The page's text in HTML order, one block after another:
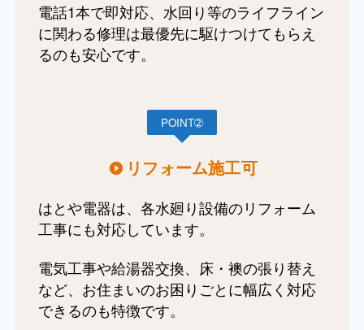
電話1本で即対応、水回り等のライフライン
に関わる修理は最優先に駆けつけてもらえ
るのも安心です。
POINT➁
リフォーム施工可
はとや電器は、各水廻り設備のリフォーム
工事にも対応しています。
電気工事や給湯器交換、床・襖の張り替え
など、お住まいのお困りごとに幅広く対応
できるのも特徴です。